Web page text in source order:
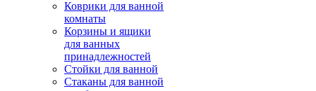
Коврики для ванной
комнаты
Корзины и ящики
для ванных
принадлежностей
Стойки для ванной
Стаканы для ванной